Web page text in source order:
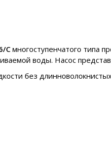
C многоступенчатого типа
воды. Насос
без